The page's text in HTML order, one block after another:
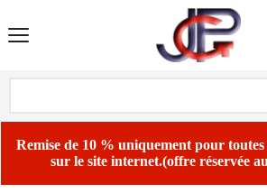
Remise de 10 % uniquement pour toutes
sur le site internet.(offre réservée